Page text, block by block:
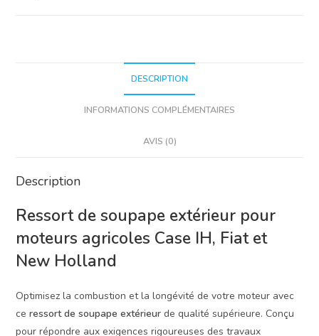
DESCRIPTION
INFORMATIONS COMPLÉMENTAIRES
AVIS (0)
Description
Ressort de soupape extérieur pour
moteurs agricoles Case IH, Fiat et
New Holland
Optimisez la combustion et la longévité de votre moteur avec
ceressort de soupape extérieur de qualité supérieure. Conçu
pour répondre aux exigences rigoureuses des travaux